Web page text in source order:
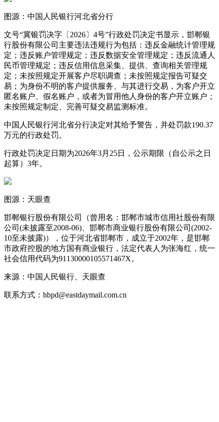
图源：中国人民银行河北省分行
文号“冀银罚决字〔2026〕4号”行政处罚决定书显示，邯郸银
行股份有限公司主要违法违规行为包括：违反金融统计管理规
定；违反账户管理规定；违反数据安全管理规定；违反流通人
民币管理规定；违反信用信息采集、提供、查询相关管理规
定；未按照规定开展客户尽职调查；未按照规定报告可疑交
易；为身份不明的客户提供服务、与其进行交易，为客户开立
匿名账户、假名账户，或者为冒用他人身份的客户开立账户；
未按照规定制定、完善可疑交易监测标准。
中国人民银行河北省分行决定对其给予警告，并处罚款190.37
万元的行政处罚。
行政处罚决定日期为2026年3月25日，公示期限（自公示之日
起算）3年。
图源：天眼查
邯郸银行股份有限公司（曾用名：邯郸市城市信用社股份有限
公司(未披露至2008-06)、邯郸市商业银行股份有限公司(2002-
10至未披露)），位于河北省邯郸市，成立于2002年，是邯郸
市政府控股的地方国有商业银行，法定代表人为张海红，统一
社会信用代码为91130000105571467X。
来源：中国人民银行、天眼查
联系方式：hbpd@eastdaymail.com.cn